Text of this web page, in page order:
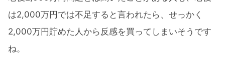
は2,000万円では不足すると言われたら、せっかく
2,000万円貯めた人から反感を買ってしまいそうです
ね。